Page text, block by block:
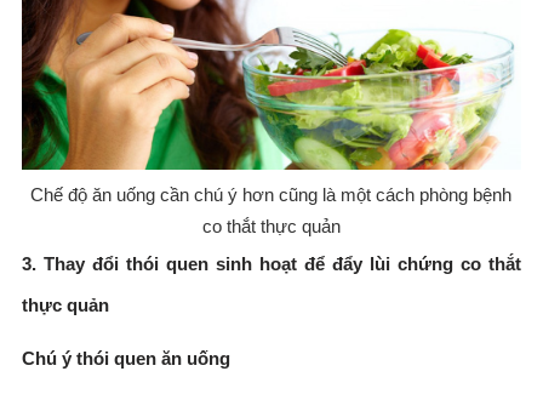
Chế độ ăn uống cần chú ý hơn cũng là một cách phòng bệnh
co thắt thực quản
3. Thay đổi thói quen sinh hoạt để đẩy lùi chứng co thắt
thực quản
Chú ý thói quen ăn uống